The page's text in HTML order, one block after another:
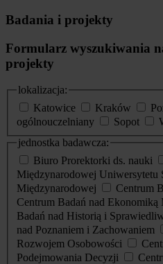
Badania i projekty
Formularz wyszukiwania
projekty
lokalizacja:
Katowice
Kraków
ogólnouczelniany
Sopot
jednostka badawcza:
Biuro Prorektorki ds. nauki
Międzynarodowej Uniwersytetu
Międzynarodowej
Centrum
Centrum Badań nad Ekonomiką
Badań nad Historią i
nad Poznaniem i Zachowaniem
Rozwojem Osobowości
Podejmowania Decyzji